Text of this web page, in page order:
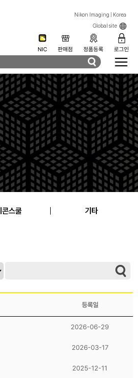
Nikon Imaging | Korea
Global site
NIC 판매점 정품등록 로그인
콘스쿨 기타
등록일
2026-06-29
2026-03-17
2025-12-11